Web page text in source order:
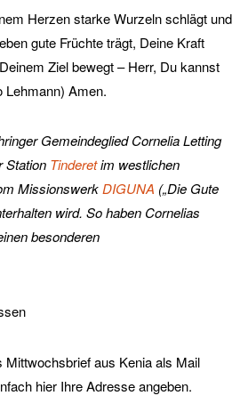
Herzen starke Wurzeln schlägt und
gute Früchte trägt, Deine Kraft
Ziel bewegt – Herr, Du kannst
Lehmann) Amen.
Gemeindeglied Cornelia Letting
Station Tinderetim westlichen
MissionswerkDIGUNA („Die Gute
wird. So haben Cornelias
besonderen
Mittwochsbrief aus Kenia als Mail
hier Ihre Adresse angeben.